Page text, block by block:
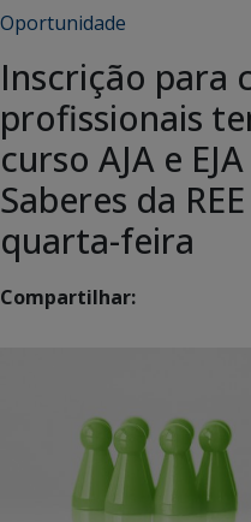
Oportunidade
Inscrição para
profissionais
curso AJA e
Saberes da
quarta-feira
Compartilhar: